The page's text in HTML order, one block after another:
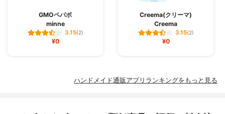
GMOペパボ
minne
3.15(2)
¥0
Creema(クリーマ)
Creema
3.15(2)
¥0
ハンドメイド通販アプリランキングをもっと見る